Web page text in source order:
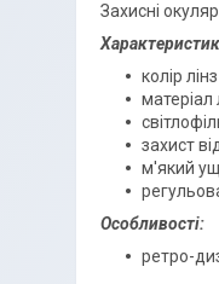
Захисні
колір
матеріал
захист
м'який
Особливості:
ретро-